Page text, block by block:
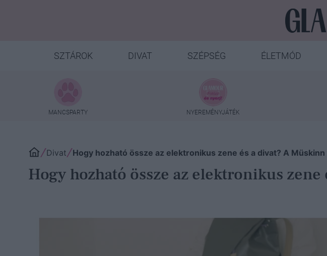
SZTÁROK DIVAT SZÉPSÉG ÉLETMÓD
MANCSPARTY NYEREMÉNYJÁTÉK
Divat Hogy hozható össze az elektronikus zene és a divat? A
Hogy hozható össze az elektronikus